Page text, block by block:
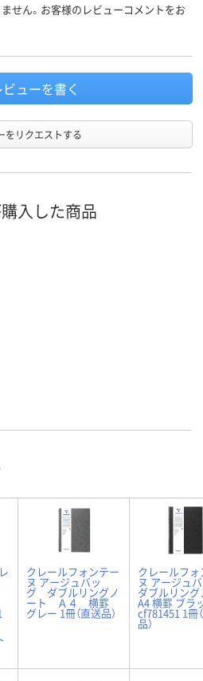
リングとじ リングとじ
20
せん。お客様のレビューコメントをお
ビューを書く
をリクエストする
入した商品
クレールフォンテー
ヌ アージュバッ
グ ダブルリングノ
ート Ａ４ 横罫
グレー 1冊（直送品）
クレールフ
ヌ アージュ
ダブルリン
A4 横罫 ブラ
cf781451 1冊
品）